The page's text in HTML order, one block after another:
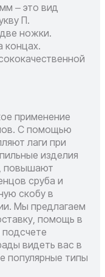
‒ это вид
П.
ножки.
концах.
применение
С помощью
лаги при
изделия
повышают
сруба и
скобу в
Мы предлагаем
помощь в
видеть вас в
популярные типы